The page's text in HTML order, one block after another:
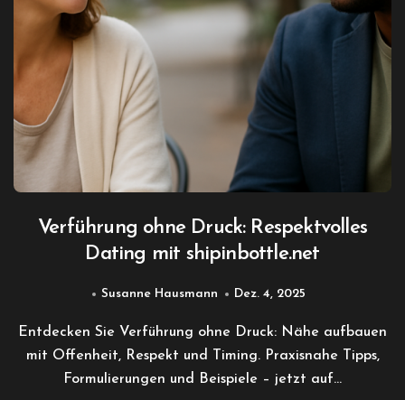
Verführung ohne Druck: Respektvolles
Dating mit shipinbottle.net
Susanne Hausmann Dez. 4, 2025
Entdecken Sie Verführung ohne Druck: Nähe aufbauen
mit Offenheit, Respekt und Timing. Praxisnahe Tipps,
Formulierungen und Beispiele – jetzt auf…